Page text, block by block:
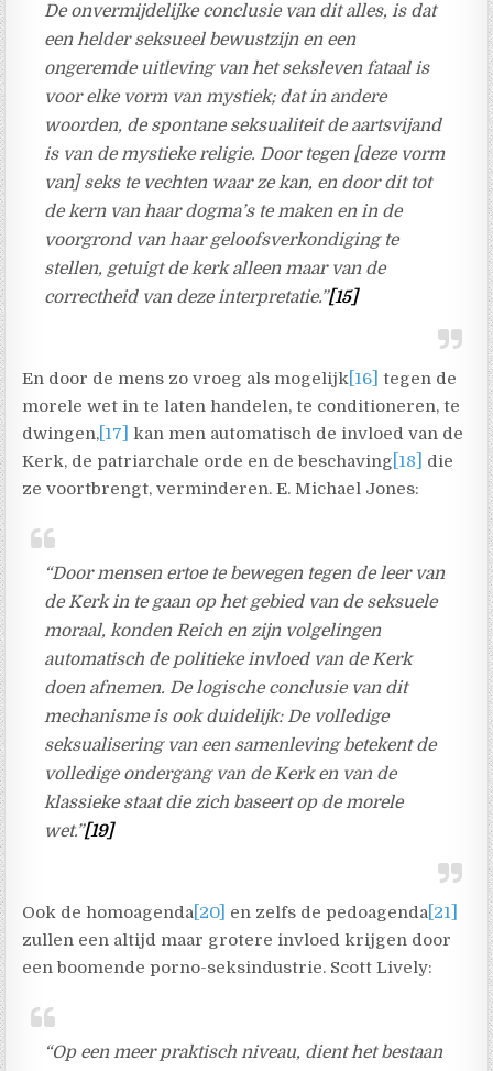
De onvermijdelijke conclusie van dit alles, is dat
een helder seksueel bewustzijn en een
ongeremde uitleving van het seksleven fataal is
voor elke vorm van mystiek; dat in andere
woorden, de spontane seksualiteit de aartsvijand
is van de mystieke religie. Door tegen [deze vorm
van] seks te vechten waar ze kan, en door dit tot
de kern van haar dogma’s te maken en in de
voorgrond van haar geloofsverkondiging te
stellen, getuigt de kerk alleen maar van de
correctheid van deze interpretatie.”[15]
En door de mens zo vroeg als mogelijk [16] tegen de
morele wet in te laten handelen, te conditioneren, te
dwingen, [17]
kan men automatisch de invloed van de
Kerk, de patriarchale orde en de beschaving [18]
die
ze voortbrengt, verminderen. E. Michael Jones:
“Door mensen ertoe te bewegen tegen de leer van
de Kerk in te gaan op het gebied van de seksuele
moraal, konden Reich en zijn volgelingen
automatisch de politieke invloed van de Kerk
doen afnemen. De logische conclusie van dit
mechanisme is ook duidelijk: De volledige
seksualisering van een samenleving betekent de
volledige ondergang van de Kerk en van de
klassieke staat die zich baseert op de morele
wet.”[19]
Ook de homoagenda [20] en zelfs de pedoagenda [21]
zullen een altijd maar grotere invloed krijgen door
een boomende porno-seksindustrie. Scott Lively:
“Op een meer praktisch niveau, dient het bestaan